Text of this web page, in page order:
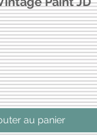
au panier